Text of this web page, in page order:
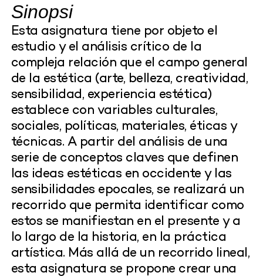
Sinopsi
Esta asignatura tiene por objeto el
estudio y el análisis crítico de la
compleja relación que el campo general
de la estética (arte, belleza, creatividad,
sensibilidad, experiencia estética)
establece con variables culturales,
sociales, políticas, materiales, éticas y
técnicas. A partir del análisis de una
serie de conceptos claves que definen
las ideas estéticas en occidente y las
sensibilidades epocales, se realizará un
recorrido que permita identificar como
estos se manifiestan en el presente y a
lo largo de la historia, en la práctica
artística. Más allá de un recorrido lineal,
esta asignatura se propone crear una